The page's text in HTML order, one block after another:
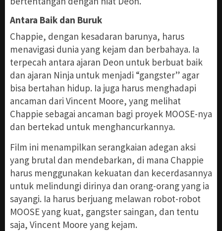
Antara Baik dan Buruk
Chappie, dengan kesadaran barunya, harus
menavigasi dunia yang kejam dan berbahaya. Ia
terpecah antara ajaran Deon untuk berbuat baik
dan ajaran Ninja untuk menjadi “gangster” agar
bisa bertahan hidup. Ia juga harus menghadapi
ancaman dari Vincent Moore, yang melihat
Chappie sebagai ancaman bagi proyek MOOSE-nya
dan bertekad untuk menghancurkannya.
Film ini menampilkan serangkaian adegan aksi
yang brutal dan mendebarkan, di mana Chappie
harus menggunakan kekuatan dan kecerdasannya
untuk melindungi dirinya dan orang-orang yang ia
sayangi. Ia harus berjuang melawan robot-robot
MOOSE yang kuat, gangster saingan, dan tentu
saja, Vincent Moore yang kejam.